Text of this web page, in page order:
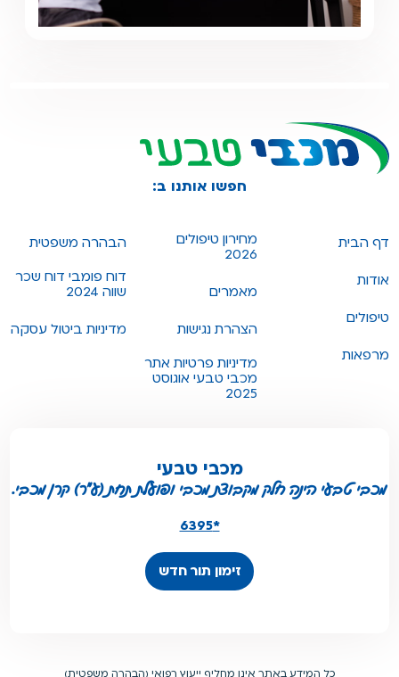
חפשו אותנו ב:
דף הבית
אודות
טיפולים
מרפאות
מחירון טיפולים
2026
מאמרים
הצהרת נגישות
מדיניות פרטיות אתר
מכבי טבעי אוגוסט
2025
הבהרה משפטית
דוח פומבי דוח שכר
שווה 2024
מדיניות ביטול עסקה
מכבי טבעי
מכבי טבעי הינה חלק מקבוצת מכבי ופועלת תחת (ע"ר) קרן מכבי.
*6395
זימון תור חדש
כל המידע באתר אינו מחליף ייעוץ רפואי (הבהרה משפטית)